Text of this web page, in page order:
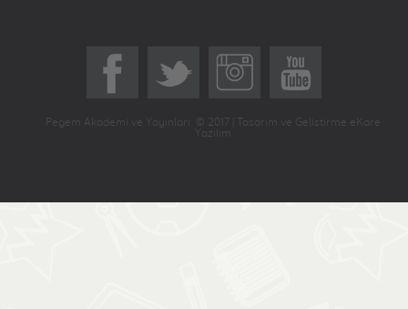
Pegem Akademi ve Yayınları © 2017 | Tasarım ve Geliştirme eKare
Yazılım